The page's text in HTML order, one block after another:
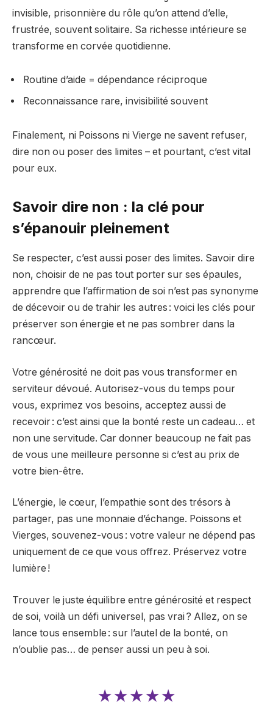
invisible, prisonnière du rôle qu’on attend d’elle,
frustrée, souvent solitaire. Sa richesse intérieure se
transforme en corvée quotidienne.
Routine d’aide = dépendance réciproque
Reconnaissance rare, invisibilité souvent
Finalement, ni Poissons ni Vierge ne savent refuser,
dire non ou poser des limites – et pourtant, c’est vital
pour eux.
Savoir dire non : la clé pour
s’épanouir pleinement
Se respecter, c’est aussi poser des limites. Savoir dire
non, choisir de ne pas tout porter sur ses épaules,
apprendre que l’affirmation de soi n’est pas synonyme
de décevoir ou de trahir les autres : voici les clés pour
préserver son énergie et ne pas sombrer dans la
rancœur.
Votre générosité ne doit pas vous transformer en
serviteur dévoué. Autorisez-vous du temps pour
vous, exprimez vos besoins, acceptez aussi de
recevoir : c’est ainsi que la bonté reste un cadeau… et
non une servitude. Car donner beaucoup ne fait pas
de vous une meilleure personne si c’est au prix de
votre bien-être.
L’énergie, le cœur, l’empathie sont des trésors à
partager, pas une monnaie d’échange. Poissons et
Vierges, souvenez-vous : votre valeur ne dépend pas
uniquement de ce que vous offrez. Préservez votre
lumière !
Trouver le juste équilibre entre générosité et respect
de soi, voilà un défi universel, pas vrai ? Allez, on se
lance tous ensemble : sur l’autel de la bonté, on
n’oublie pas… de penser aussi un peu à soi.
★★★★★